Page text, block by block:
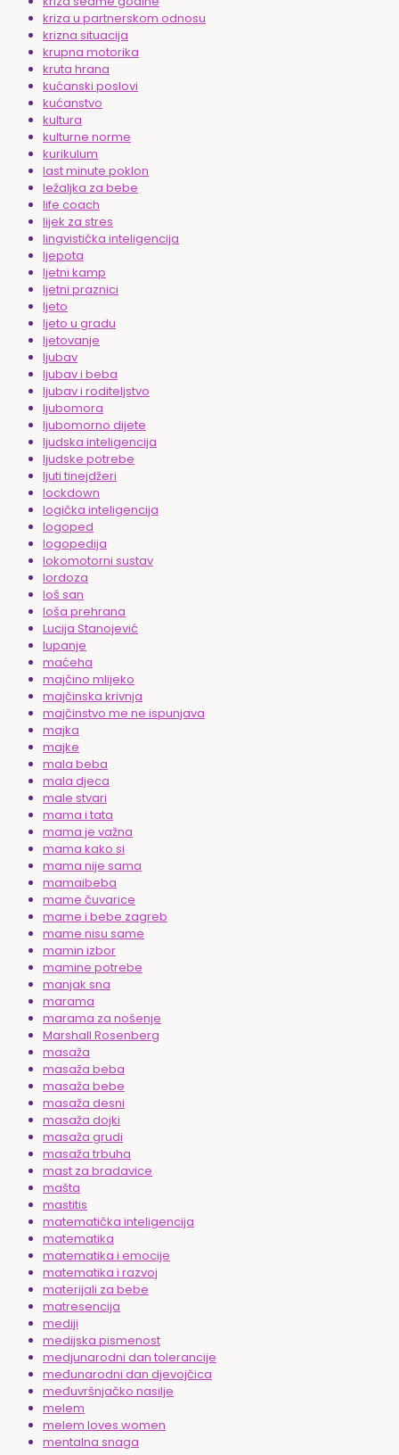
kriza u partnerskom odnosu
krizna situacija
krupna motorika
kruta hrana
kućanski poslovi
kućanstvo
kultura
kulturne norme
kurikulum
last minute poklon
ležaljka za bebe
life coach
lijek za stres
lingvistička inteligencija
ljepota
ljetni kamp
ljetni praznici
ljeto
ljeto u gradu
ljetovanje
ljubav
ljubav i beba
ljubav i roditeljstvo
ljubomora
ljubomorno dijete
ljudska inteligencija
ljudske potrebe
ljuti tinejdžeri
lockdown
logička inteligencija
logoped
logopedija
lokomotorni sustav
lordoza
loš san
loša prehrana
Lucija Stanojević
lupanje
maćeha
majčino mlijeko
majčinska krivnja
majčinstvo me ne ispunjava
majka
majke
mala beba
mala djeca
male stvari
mama i tata
mama je važna
mama kako si
mama nije sama
mamaibeba
mame čuvarice
mame i bebe zagreb
mame nisu same
mamin izbor
mamine potrebe
manjak sna
marama
marama za nošenje
Marshall Rosenberg
masaža
masaža beba
masaža bebe
masaža desni
masaža dojki
masaža grudi
masaža trbuha
mast za bradavice
mašta
mastitis
matematička inteligencija
matematika
matematika i emocije
matematika i razvoj
materijali za bebe
matresencija
mediji
medijska pismenost
medjunarodni dan tolerancije
međunarodni dan djevojčica
međuvršnjačko nasilje
melem
melem loves women
mentalna snaga